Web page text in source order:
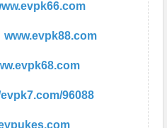
www.evpk88.com
96088